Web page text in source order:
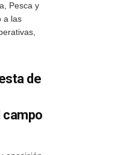
Pesca y
a las
de
campo